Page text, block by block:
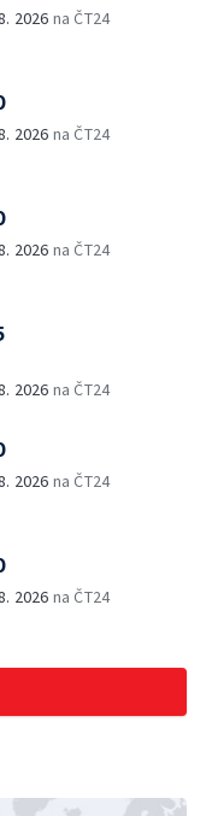
2026 na ČT24
2026 na ČT24
2026 na ČT24
2026 na ČT24
2026 na ČT24
2026 na ČT24